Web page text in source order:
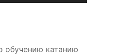
обучению катанию